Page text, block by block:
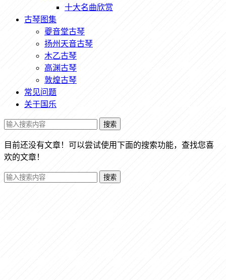
十大名曲欣赏
古琴图集
夔音堂古琴
扬州天音古琴
木乙古琴
高渊古琴
敦煌古琴
常见问题
关于国乐
搜索
目前还没有文章！可以尝试使用下面的搜索功能，查找您喜
欢的文章！
搜索